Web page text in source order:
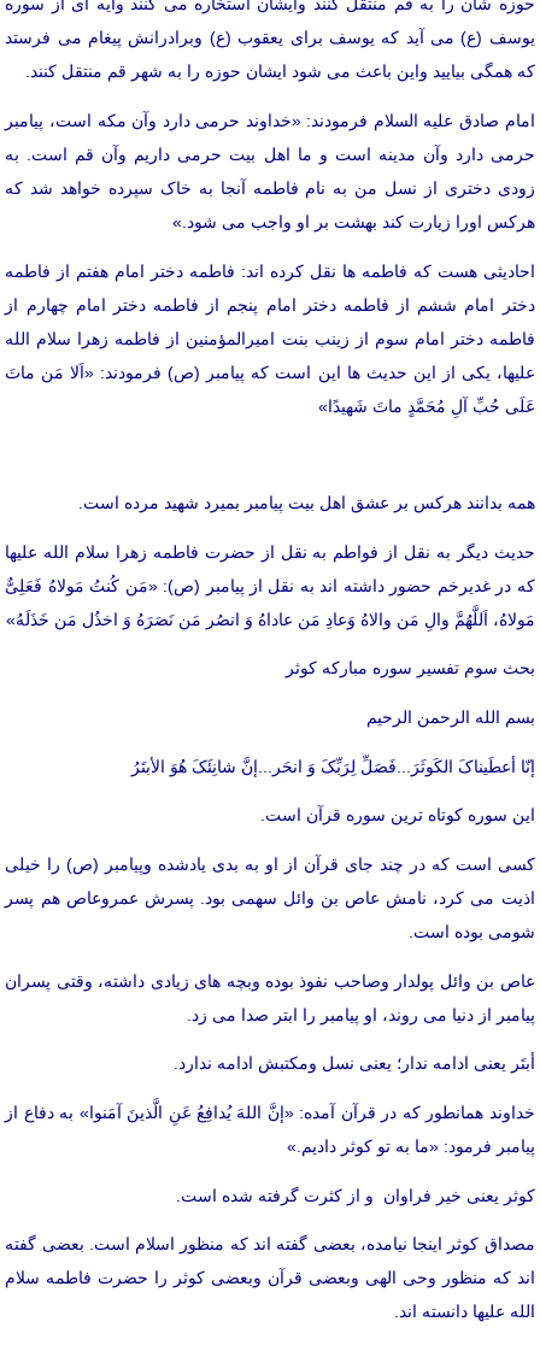
یوسف (ع) می آید که یوسف برای یعقوب (ع) وبرادرانش پیغام می فرستد
که همگی بیایید واین باعث می شود ایشان حوزه را به شهر قم منتقل کنند.
امام صادق علیه السلام فرمودند: «خداوند حرمی دارد وآن مکه است، پیامبر
حرمی دارد وآن مدینه است و ما اهل بیت حرمی داریم وآن قم است. به
زودی دختری از نسل من به نام فاطمه آنجا به خاک سپرده خواهد شد که
هرکس اورا زیارت کند بهشت بر او واجب می شود.»
احادیثی هست که فاطمه ها نقل کرده اند: فاطمه دختر امام هفتم از فاطمه
دختر امام ششم از فاطمه دختر امام پنجم از فاطمه دختر امام چهارم از
فاطمه دختر امام سوم از زینب بنت امیرالمؤمنین از فاطمه زهرا سلام الله
علیها، یکی از این حدیث ها این است که پیامبر (ص) فرمودند: «اَلا مَن ماتَ
عَلَی حُبِّ آلِ مُحَمَّدٍ ماتَ شَهیدًا»
همه بدانند هرکس بر عشق اهل بیت پیامبر بمیرد شهید مرده است.
حدیث دیگر به نقل از فواطم به نقل از حضرت فاطمه زهرا سلام الله علیها
که در غدیرخم حضور داشته اند به نقل از پیامبر (ص): «مَن کُنتُ مَولاهُ فَعَلِیٌّ
مَولاهُ، اَللَّهُمَّ والِ مَن والاهُ وَعادِ مَن عاداهُ وَ انصُر مَن نَصَرَهُ وَ اخذُل مَن خَذَلَهُ»
بحث سوم تفسیر سوره مبارکه کوثر
بسم الله الرحمن الرحیم
إنّا أعطَیناکَ الکَوثَرَ...فَصَلِّ لِرَبِّکَ وَ انحَر...إنَّ شانِئَکَ هُوَ الأبتَرُ
این سوره کوتاه ترین سوره قرآن است.
کسی است که در چند جای قرآن از او به بدی یادشده وپیامبر (ص) را خیلی
اذیت می کرد، نامش عاص بن وائل سهمی بود. پسرش عمروعاص هم پسر
شومی بوده است.
عاص بن وائل پولدار وصاحب نفوذ بوده وبچه های زیادی داشته، وقتی پسران
پیامبر از دنیا می روند، او پیامبر را ابتر صدا می زد.
أبتَر یعنی ادامه ندار؛ یعنی نسل ومکتبش ادامه ندارد.
خداوند همانطور که در قرآن آمده: «إنَّ اللهَ یُدافِعُ عَنِ الَّذینَ آمَنوا» به دفاع از
پیامبر فرمود: «ما به تو کوثر دادیم.»
کوثر یعنی خیر فراوان و از کثرت گرفته شده است.
مصداق کوثر اینجا نیامده، بعضی گفته اند که منظور اسلام است. بعضی گفته
اند که منظور وحی الهی وبعضی قرآن وبعضی کوثر را حضرت فاطمه سلام
الله علیها دانسته اند.